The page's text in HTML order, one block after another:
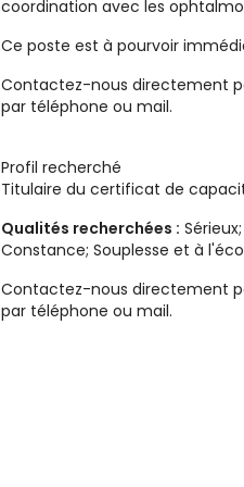
coordination avec les
Ce poste est à pourvoir
Contactez-nous directement
par téléphone ou mail.
Profil recherché
Titulaire du certificat de
Qualités recherchées :
Constance; Souplesse et à
Contactez-nous directement
par téléphone ou mail.